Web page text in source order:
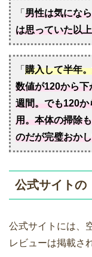
「 男性は気にな
は思っていた以
「 購入して半年
数値が120から
週間。でも120
用。本体の掃除
のだが完璧おかし
公式サイトの
公式サイトには、
レビューは掲載さ